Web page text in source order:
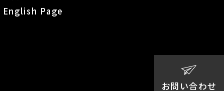
お問い合わせ
English Page